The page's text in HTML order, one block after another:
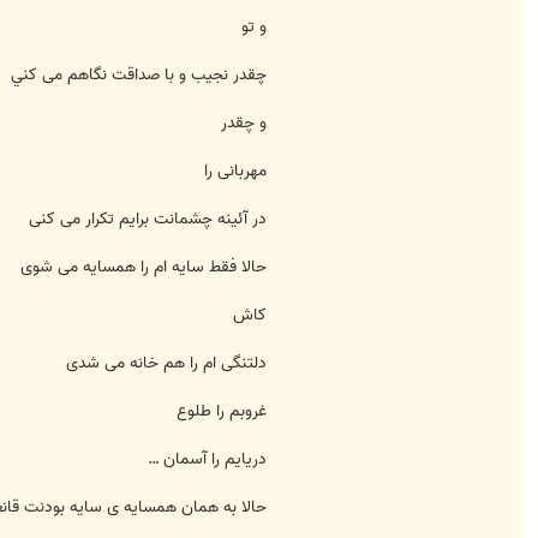
و تو
چقدر نجیب و با صداقت نگاهم می کني
و چقدر
مهربانی را
در آئينه چشمانت برايم تکرار می کنی
حالا فقط سايه ام را همسايه می شوی
کاش
دلتنگی ام را هم خانه می شدی
غروبم را طلوع
دريايم را آسمان …
حالا به همان همسايه ی سايه بودنت